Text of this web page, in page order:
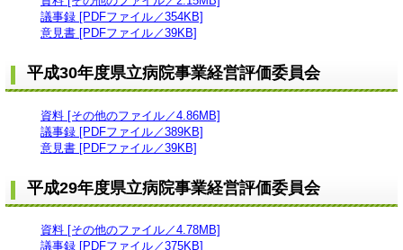
議事録 [PDFファイル／354KB]
意見書 [PDFファイル／39KB]
平成30年度県立病院事業経営評価委員会
資料 [その他のファイル／4.86MB]
議事録 [PDFファイル／389KB]
意見書 [PDFファイル／39KB]
平成29年度県立病院事業経営評価委員会
資料 [その他のファイル／4.78MB]
議事録 [PDFファイル／375KB]